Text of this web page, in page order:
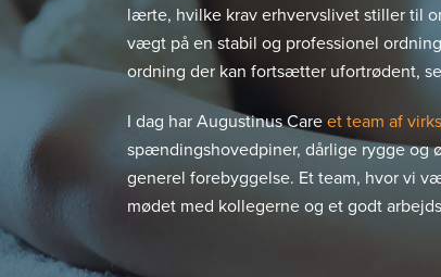
lærte, hvilke krav erhvervslivet stiller til
vægt på en stabil og professionel
ordning der kan fortsætter ufortrødent,
I dag har Augustinus Careet team af
spændingshovedpiner, dårlige rygge og
generel forebyggelse. Et team, hvor vi
mødet med kollegerne og et godt